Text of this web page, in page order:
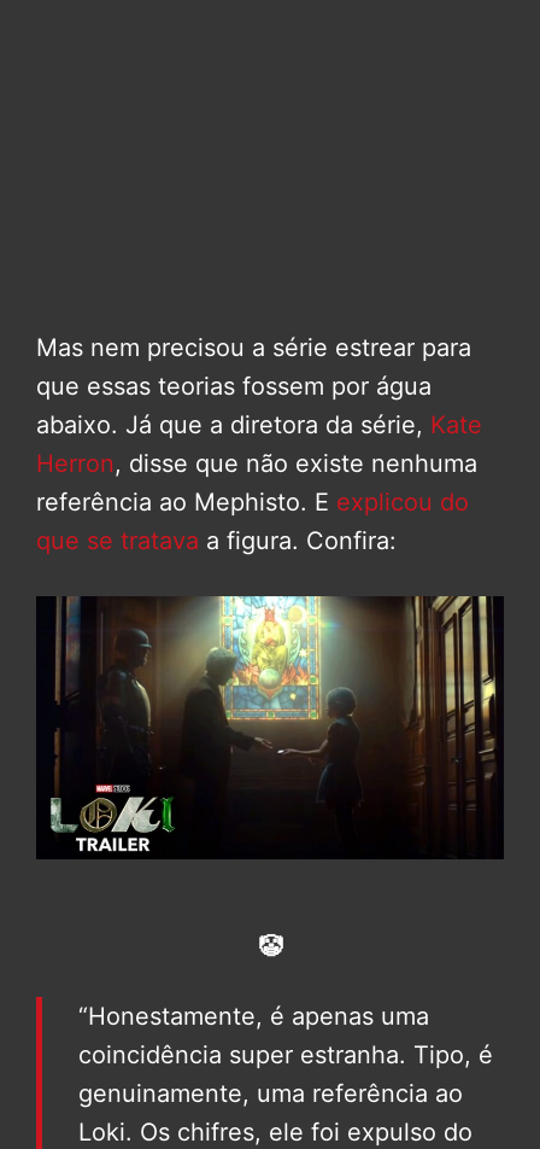
Mas nem precisou a série estrear para
que essas teorias fossem por água
abaixo. Já que a diretora da série, Kate
Herron, disse que não existe nenhuma
referência ao Mephisto. E explicou do
que se tratava a figura. Confira:
🤡
“Honestamente, é apenas uma
coincidência super estranha. Tipo, é
genuinamente, uma referência ao
Loki. Os chifres, ele foi expulso do